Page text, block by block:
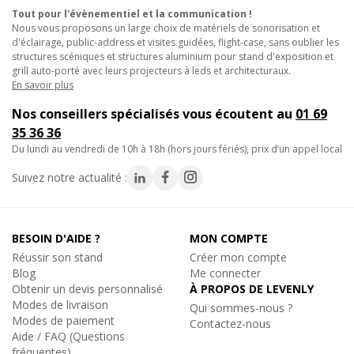
autoporté.
- Fixation compacte d'un support dans une scénographie
technique.
Caractéristiques techniques :
- Conçu pour des tubes de diamètres de 48 à 51mm
- Charge admissible : 340Kg (SWL 340 Kg)
- Largeur du collier : 30mm
- Livré avec l'anneau
Tout pour l'évènementiel et la communication !
Nous vous proposons un large choix de matériels de sonorisation et
d'éclairage, public-address et visites guidées, flight-case, sans oublier les
structures scéniques et structures aluminium pour stand d'exposition et
grill auto-porté avec leurs projecteurs à leds et architecturaux.
En savoir plus
Nos conseillers spécialisés vous écoutent au 01 69
35 36 36
du lundi au vendredi de 10h à 18h (hors jours fériés), prix d’un appel local
Suivez notre actualité :
BESOIN D'AIDE ?
Réussir son stand
Blog
Obtenir un devis personnalisé
Modes de livraison
Modes de paiement
Aide / FAQ (Questions
MON COMPTE
Créer mon compte
Me connecter
À PROPOS DE LEVENLY
Qui sommes-nous ?
Contactez-nous